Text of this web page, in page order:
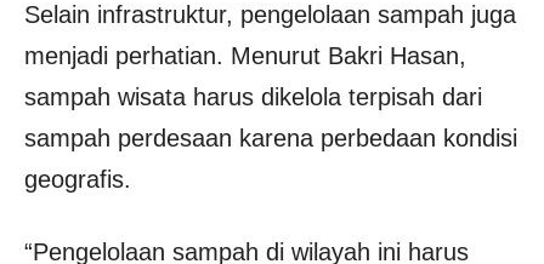
Selain infrastruktur, pengelolaan sampah juga
menjadi perhatian. Menurut Bakri Hasan,
sampah wisata harus dikelola terpisah dari
sampah perdesaan karena perbedaan kondisi
geografis.
“Pengelolaan sampah di wilayah ini harus